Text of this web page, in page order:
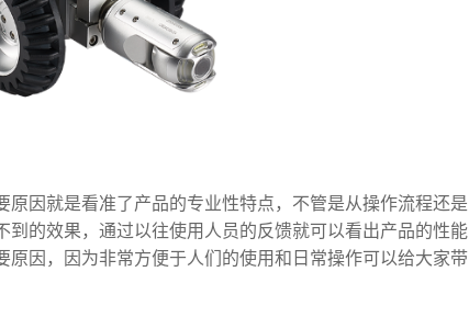
因就是看准了产品的专业性特点，不管是从操作流程还是
的效果，通过以往使用人员的反馈就可以看出产品的性能
因，因为非常方便于人们的使用和日常操作可以给大家带